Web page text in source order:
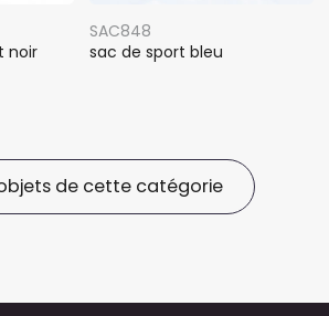
noir
SAC848
sac de sport bleu
de cette catégorie